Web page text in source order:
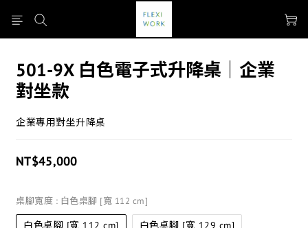
501-9X 白色電子式升降桌│企業
對坐款
企業專用對坐升降桌
NT$45,000
桌腳寬度 : 白色桌腳 [寬 112 cm]
白色桌腳 [寬 112 cm] 白色桌腳 [寬 129 cm]